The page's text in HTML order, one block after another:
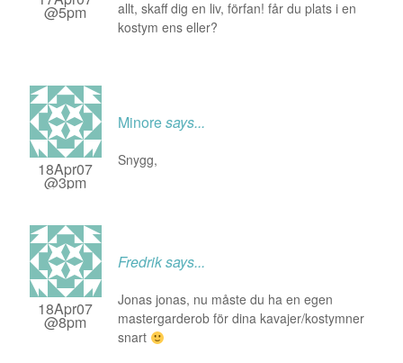
@5pm
allt, skaff dig en liv, förfan! får du plats i en
kostym ens eller?
18Apr07
@3pm
Minoresays...
Snygg,
18Apr07
@8pm
Fredriksays...
Jonas jonas, nu måste du ha en egen
mastergarderob för dina kavajer/kostymner
snart